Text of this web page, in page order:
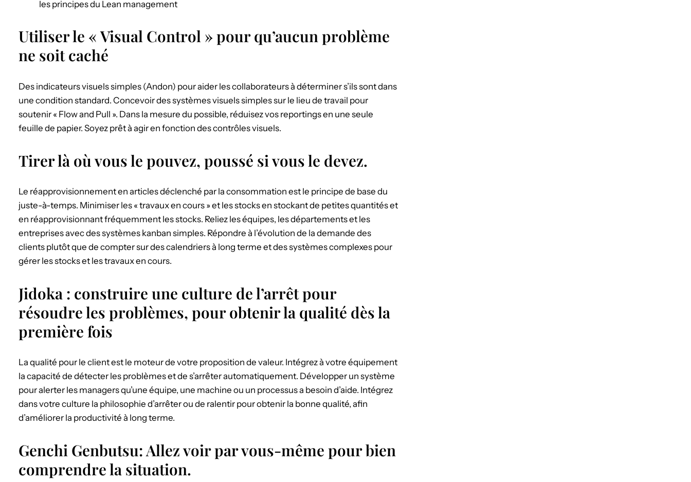
les principes du Lean management
Utiliser le « Visual Control » pour qu’aucun problème
ne soit caché
Des indicateurs visuels simples (Andon) pour aider les collaborateurs à déterminer s’ils sont dans
une condition standard. Concevoir des systèmes visuels simples sur le lieu de travail pour
soutenir « Flow and Pull ». Dans la mesure du possible, réduisez vos reportings en une seule
feuille de papier. Soyez prêt à agir en fonction des contrôles visuels.
Tirer là où vous le pouvez, poussé si vous le devez.
Le réapprovisionnement en articles déclenché par la consommation est le principe de base du
juste-à-temps. Minimiser les « travaux en cours » et les stocks en stockant de petites quantités et
en réapprovisionnant fréquemment les stocks. Reliez les équipes, les départements et les
entreprises avec des systèmes kanban simples. Répondre à l’évolution de la demande des
clients plutôt que de compter sur des calendriers à long terme et des systèmes complexes pour
gérer les stocks et les travaux en cours.
Jidoka : construire une culture de l’arrêt pour
résoudre les problèmes, pour obtenir la qualité dès la
première fois
La qualité pour le client est le moteur de votre proposition de valeur. Intégrez à votre équipement
la capacité de détecter les problèmes et de s’arrêter automatiquement. Développer un système
pour alerter les managers qu’une équipe, une machine ou un processus a besoin d’aide. Intégrez
dans votre culture la philosophie d’arrêter ou de ralentir pour obtenir la bonne qualité, afin
d’améliorer la productivité à long terme.
Genchi Genbutsu: Allez voir par vous-même pour bien
comprendre la situation.